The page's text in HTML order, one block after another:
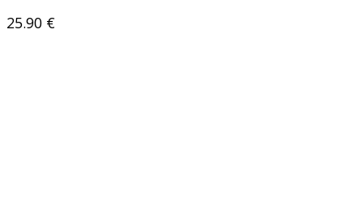
25.90 €